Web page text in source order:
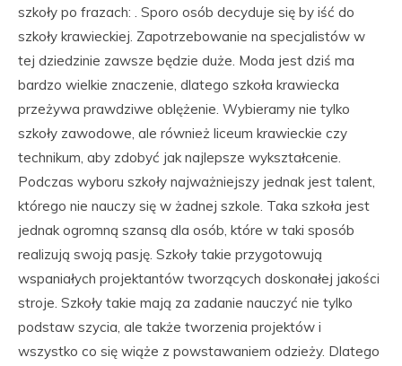
szkoły po frazach: . Sporo osób decyduje się by iść do
szkoły krawieckiej. Zapotrzebowanie na specjalistów w
tej dziedzinie zawsze będzie duże. Moda jest dziś ma
bardzo wielkie znaczenie, dlatego szkoła krawiecka
przeżywa prawdziwe oblężenie. Wybieramy nie tylko
szkoły zawodowe, ale również liceum krawieckie czy
technikum, aby zdobyć jak najlepsze wykształcenie.
Podczas wyboru szkoły najważniejszy jednak jest talent,
którego nie nauczy się w żadnej szkole. Taka szkoła jest
jednak ogromną szansą dla osób, które w taki sposób
realizują swoją pasję. Szkoły takie przygotowują
wspaniałych projektantów tworzących doskonałej jakości
stroje. Szkoły takie mają za zadanie nauczyć nie tylko
podstaw szycia, ale także tworzenia projektów i
wszystko co się wiąże z powstawaniem odzieży. Dlatego